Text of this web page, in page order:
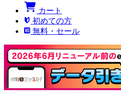
カート
初めての方
無料・セール